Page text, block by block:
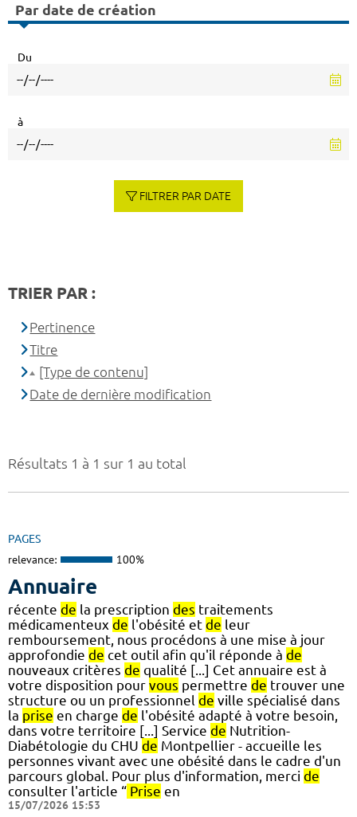
Résultats 1 à 1 sur 1 au total
PAGES
relevance: 100%
Annuaire
récente de la prescription des traitements
médicamenteux de l'obésité et de leur
remboursement, nous procédons à une mise à jour
approfondie de cet outil afin qu'il réponde à de
nouveaux critères de qualité [...] Cet annuaire est à
votre disposition pour vous permettre de trouver une
structure ou un professionnel de ville spécialisé dans
la prise en charge de l'obésité adapté à votre besoin,
dans votre territoire [...] Service de Nutrition-
Diabétologie du CHU de Montpellier - accueille les
personnes vivant avec une obésité dans le cadre d'un
parcours global. Pour plus d'information, merci de
consulter l'article “ Prise en
15/07/2026 15:53
Par date de création
Du
à
FILTRER PAR DATE
TRIER PAR :
Pertinence
Titre
[Type de contenu]
Date de dernière modification